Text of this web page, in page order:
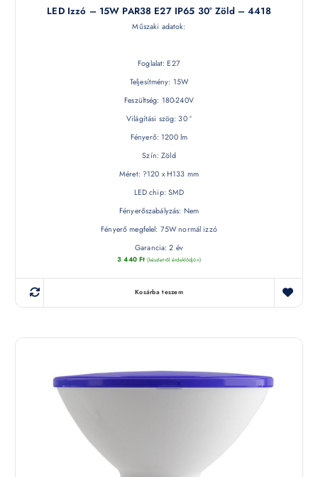
LED Izzó – 15W PAR38 E27 IP65 30° Zöld – 4418
Műszaki adatok:
Foglalat: E27
Teljesítmény: 15W
Feszültség: 180-240V
Világítási szög: 30 °
Fényerő: 1200 lm
Szín: Zöld
Méret: ?120 x H133 mm
LED chip: SMD
Fényerőszabályzás: Nem
Fényerő megfelel: 75W normál izzó
Garancia: 2 év
3 440 Ft (készletről érdeklődjön)
Kosárba teszem